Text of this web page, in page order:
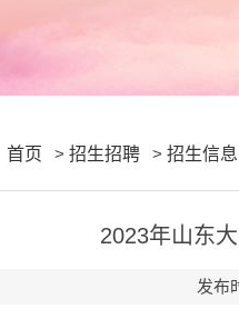
首页 > 招生招聘 > 招生信息
2023年山东
发布